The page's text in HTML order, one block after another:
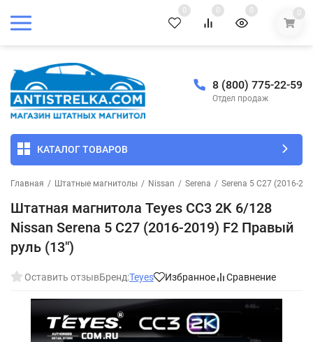
0 0 0 0
8 (800) 775-22-59
Отдел продаж
КАТАЛОГ ТОВАРОВ
Главная / Штатные магнитолы / Nissan / Serena / Serena 5 C27 (2016-
Штатная магнитола Teyes CC3 2K 6/128
Nissan Serena 5 C27 (2016-2019) F2 Правый
руль (13")
Оставить отзывБренд:Teyes Избранное Сравнение